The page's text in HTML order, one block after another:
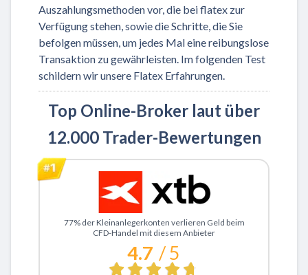
Auszahlungsmethoden vor, die bei flatex zur
Verfügung stehen, sowie die Schritte, die Sie
befolgen müssen, um jedes Mal eine reibungslose
Transaktion zu gewährleisten. Im folgenden Test
schildern wir unsere Flatex Erfahrungen.
Top Online-Broker laut über
12.000 Trader-Bewertungen
Zu XTB
77% der Kleinanlegerkonten verlieren Geld beim
CFD-Handel mit diesem Anbieter
4.7 / 5